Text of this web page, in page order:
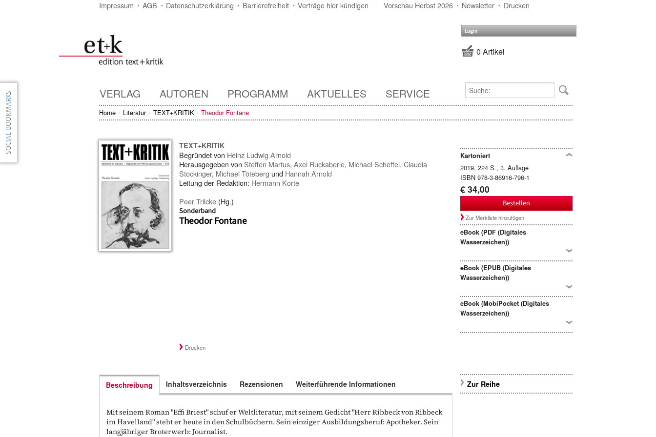
Impressum AGB Datenschutzerklärung Barrierefreiheit Verträge hier kündigen Vorschau Herbst 2026 Newsletter Drucken
Login
0 Artikel
VERLAG AUTOREN PROGRAMM AKTUELLES SERVICE
Home Literatur TEXT+KRITIK Theodor Fontane
TEXT+KRITIK
Begründet von Heinz Ludwig Arnold
Herausgegeben vonSteffen Martus,Axel Ruckaberle, Michael Scheffel,Claudia
Stockinger, Michael Töteberg und Hannah Arnold
Leitung der Redaktion: Hermann Korte
Peer Trilcke (Hg.)
Sonderband
Theodor Fontane
Kartoniert
2019, 224 S., 3. Auflage
ISBN 978-3-86916-796-1
€ 34,00
Bestellen
Zur Merkliste hinzufügen
eBook (PDF (Digitales
Wasserzeichen))
eBook (EPUB (Digitales
Wasserzeichen))
eBook (MobiPocket (Digitales
Wasserzeichen))
Drucken
Beschreibung
Mit seinem Roman "Effi Briest" schuf er Weltliteratur, mit seinem Gedicht "Herr Ribbeck von Ribbeck
im Havelland" steht er heute in den Schulbüchern. Sein einziger Ausbildungsberuf: Apotheker. Sein
langjähriger Broterwerb: Journalist.
Inhaltsverzeichnis Rezensionen Weiterführende Informationen Zur Reihe